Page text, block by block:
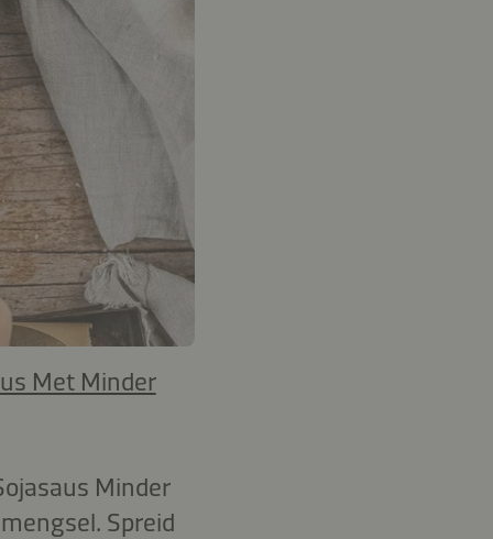
Met Minder
Minder
Spreid